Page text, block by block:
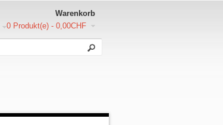
Warenkorb
0 Produkt(e) - 0,00CHF